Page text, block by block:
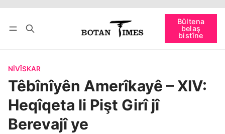
Bûltena
belaş
bistîne
bişopîne
NIVÎSKAR
Têbînîyên Amerîkayê – XIV:
Heqîqeta li Pişt Girî jî
Berevajî ye